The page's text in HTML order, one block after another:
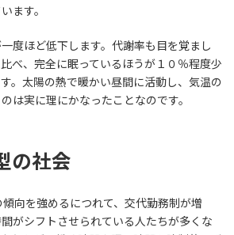
ます。
度ほど低下します。代謝率も目を覚まし
べ、完全に眠っているほうが１０％程度少
。太陽の熱で暖かい昼間に活動し、気温の
は実に理にかなったことなのです。
の社会
向を強めるにつれて、交代勤務制が増
がシフトさせられている人たちが多くな